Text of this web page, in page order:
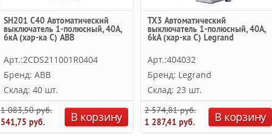
SH201 C40 Автоматический
выключатель 1-полюсный, 40А,
6кА (хар-ка C) ABB
Арт.:2CDS211001R0404
Бренд: ABB
Склад: 40 шт.
1 083,50 руб.
541,75 руб.
В корзину
TX3 Автоматический
выключатель 1-полюсный, 40А,
6kА (хар-ка C) Legrand
Арт.:404032
Бренд: Legrand
Склад: 23 шт.
2 574,81 руб.
1 287,41 руб.
В корзину